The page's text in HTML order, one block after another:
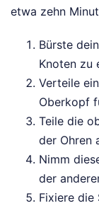
etwa zehn
Bürste
Knoten zu
Verteile
Oberkopf
Teile die
der Ohren
Nimm
der
Fixiere die